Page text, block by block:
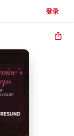
登录